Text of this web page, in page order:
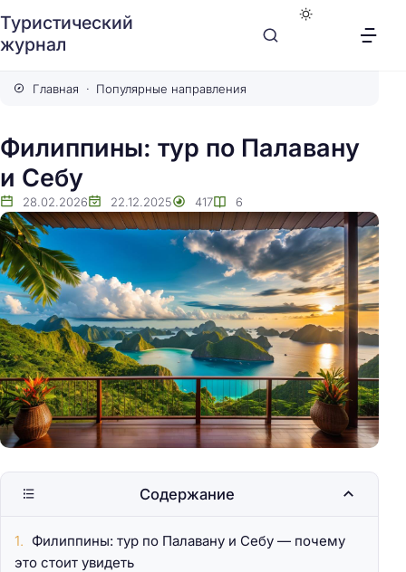
Туристический
журнал
Главная Популярные направления
Филиппины: тур по Палавану
и Себу
28.02.2026 22.12.2025 417 6
Содержание
Филиппины: тур по Палавану и Себу — почему
это стоит увидеть